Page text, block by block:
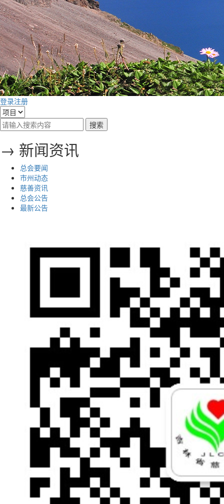
登录注册
→ 新闻资讯
总会要闻
市州动态
慈善资讯
总会公告
最新公告